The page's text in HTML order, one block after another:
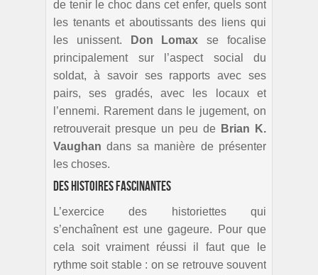
de tenir le choc dans cet enfer, quels sont
les tenants et aboutissants des liens qui
les unissent.
Don Lomax se focalise
principalement sur l’aspect social du
soldat, à savoir ses rapports avec ses
pairs, ses gradés, avec les locaux et
l’ennemi. Rarement dans le jugement, on
retrouverait presque un peu de Brian K.
Vaughan dans sa manière de présenter
les choses.
Des histoires fascinantes
L’exercice des historiettes qui
s’enchaînent est une gageure. Pour que
cela soit vraiment réussi il faut que le
rythme soit stable : on se retrouve souvent